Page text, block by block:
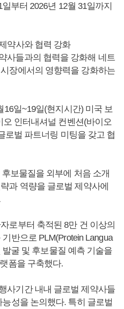
부터 2026년 12월 31일까지
약사와 협력 강화
사들과의 협력을 강화해 네트
장에서의 영향력을 강화하는
16일~19일(현지시간) 미국 보
오 인터내셔널 컨벤션(바이오
로벌 파트너링 미팅을 갖고 협
보물질을 외부에 처음 소개
과 역량을 글로벌 제약사에
로부터 축적된 8만 건 이상의
반으로 PLM(Protein Langua
굴 및 후보물질 예측 기술을
폼을 구축했다.
사기간 내내 글로벌 제약사들
성을 논의했다. 특히 글로벌